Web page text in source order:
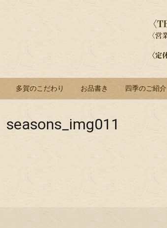
多賀のこだわり お品書き 四季のご紹介
seasons_img011